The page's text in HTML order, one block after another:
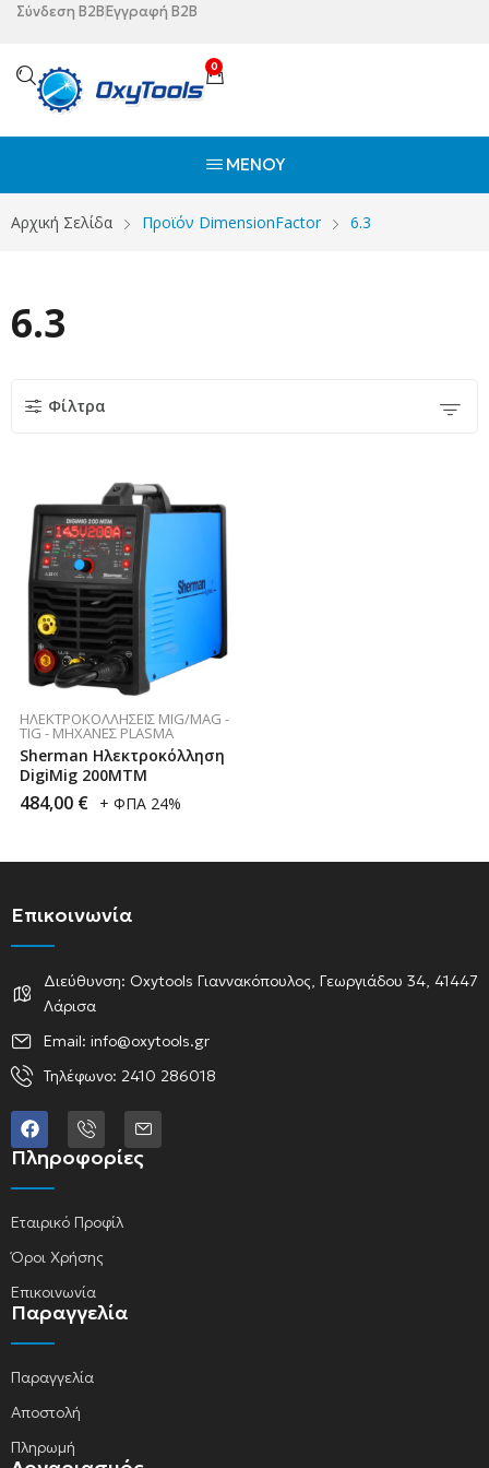
Σύνδεση B2BΕγγραφή B2B
0
ΜΕΝΟΎ
Αρχική Σελίδα Προϊόν DimensionFactor 6.3
6.3
Φίλτρα
ΗΛΕΚΤΡΟΚΟΛΛΉΣΕΙΣ MIG/MAG -
TIG - ΜΗΧΑΝΈΣ PLASMA
Sherman Ηλεκτροκόλληση
DigiMig 200MTM
484,00 € + ΦΠΑ 24%
Επικοινωνία
Διεύθυνση: Oxytools Γιαννακόπουλος, Γεωργιάδου 34, 41447
Λάρισα
Email: info@oxytools.gr
Τηλέφωνο: 2410 286018
Πληροφορίες
Εταιρικό Προφίλ
Όροι Χρήσης
Επικοινωνία
Παραγγελία
Παραγγελία
Αποστολή
Πληρωμή